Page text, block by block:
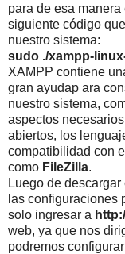
para de esa
siguiente código
nuestro sistema:
sudo ./xampp-
XAMPP contiene
gran ayudap ara
nuestro sistema,
aspectos
abiertos, los
compatibilidad con
como FileZilla.
Luego de descargar
las configuraciones
solo ingresar a
web, ya que nos
podremos